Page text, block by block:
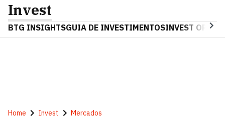
Invest
BTG INSIGHTSGUIA DE INVESTIMENTOSINVEST OPINA
Home Invest Mercados